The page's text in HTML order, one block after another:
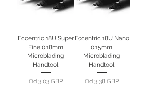
Eccentric 18U Super
Fine 0.18mm
Microblading
Handtool
Od 3,03 GBP
Cena rabatowa
Eccentric 18U Nano
0.15mm
Microblading
Handtool
Od 3,38 GBP
Cena rabatowa